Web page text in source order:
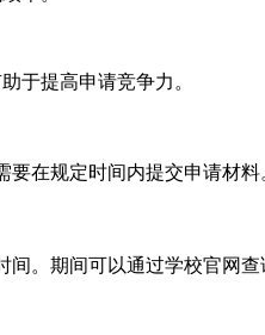
于提高申请竞争力。
要在规定时间内提交申请材
。期间可以通过学校官网